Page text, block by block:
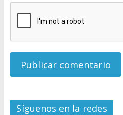
Síguenos en la redes